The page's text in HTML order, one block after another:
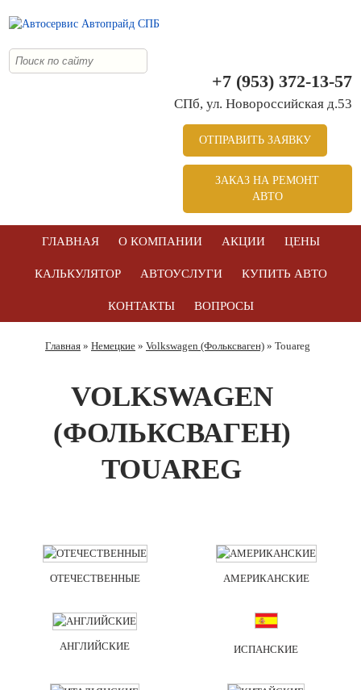
+7 (953) 372-13-57
СПб, ул. Новоросcийская д.53
ОТПРАВИТЬ ЗАЯВКУ
ЗАКАЗ НА РЕМОНТ
АВТО
ГЛАВНАЯ О КОМПАНИИ АКЦИИ ЦЕНЫ
КАЛЬКУЛЯТОР АВТОУСЛУГИ КУПИТЬ АВТО
КОНТАКТЫ ВОПРОСЫ
Главная » Немецкие » Volkswagen (Фольксваген) » Touareg
VOLKSWAGEN
(ФОЛЬКСВАГЕН)
TOUAREG
ОТЕЧЕСТВЕННЫЕ АМЕРИКАНСКИЕ
АНГЛИЙСКИЕ ИСПАНСКИЕ